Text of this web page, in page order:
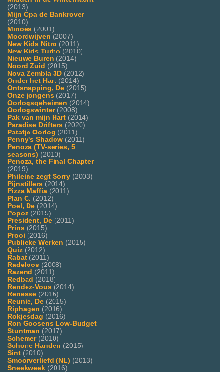
(2013)
Mijn Opa de Bankrover
(2010)
Minoes (2001)
Moordwijven (2007)
New Kids Nitro (2011)
New Kids Turbo (2010)
Nieuwe Buren (2014)
Noord Zuid (2015)
Nova Zembla 3D (2012)
Onder het Hart (2014)
Ontsnapping, De (2015)
Onze jongens (2017)
Oorlogsgeheimen (2014)
Oorlogswinter(2008)
Pak van mijn Hart (2014)
Paradise Drifters (2020)
Patatje Oorlog (2011)
Penny's Shadow (2011)
Penoza (TV-series, 5
seasons) (2010)
Penoza, the Final Chapter
(2019)
Phileine zegt Sorry (2003)
Pijnstillers (2014)
Pizza Maffia (2011)
Plan C. (2012)
Poel, De (2014)
Popoz (2015)
President, De (2011)
Prins (2015)
Prooi (2016)
Publieke Werken (2015)
Quiz (2012)
Rabat (2011)
Radeloos (2008)
Razend (2011)
Redbad (2018)
Rendez-Vous (2014)
Renesse (2016)
Reunie, De (2015)
Riphagen (2016)
Rokjesdag (2016)
Ron Goosens Low-Budget
Stuntman (2017)
Schemer(2010)
Schone Handen (2015)
Sint (2010)
Smoorverliefd (NL) (2013)
Sneekweek (2016)